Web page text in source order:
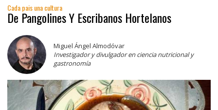
Cada pais una cultura
De Pangolines Y Escribanos Hortelanos
Miguel Ángel Almodóvar
Investigador y divulgador en ciencia nutricional y
gastronomía